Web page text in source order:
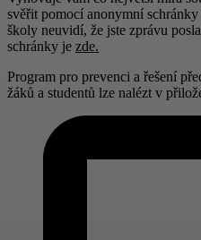
svěřit pomocí anonymní
školy neuvidí, že jste zprávu
schránky je zde.
Program pro prevenci a řešení
žáků a studentů lze nalézt v